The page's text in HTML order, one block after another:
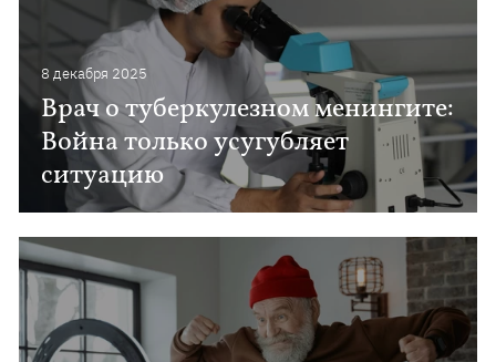
8 декабря 2025
Врач о туберкулезном менингите:
Война только усугубляет
ситуацию